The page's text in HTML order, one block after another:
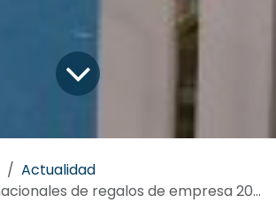
Actualidad
de regalos de empresa 2022